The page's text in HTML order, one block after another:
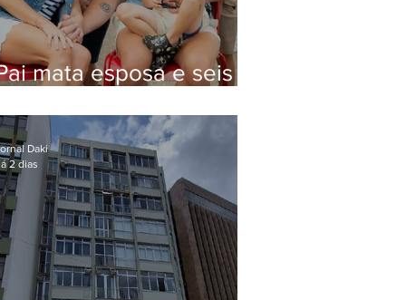
mata esposa e seis
Daki
2 dias